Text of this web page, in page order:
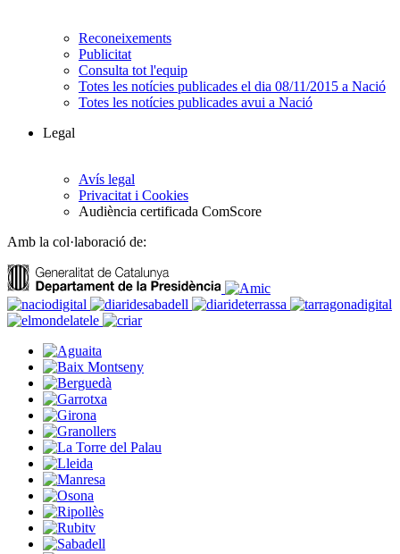
Reconeixements
Publicitat
Consulta tot l'equip
Totes les notícies publicades el dia 08/11/2015 a Nació
Totes les notícies publicades avui a Nació
Legal
Avís legal
Privacitat i Cookies
Audiència certificada ComScore
Amb la col·laboració de: